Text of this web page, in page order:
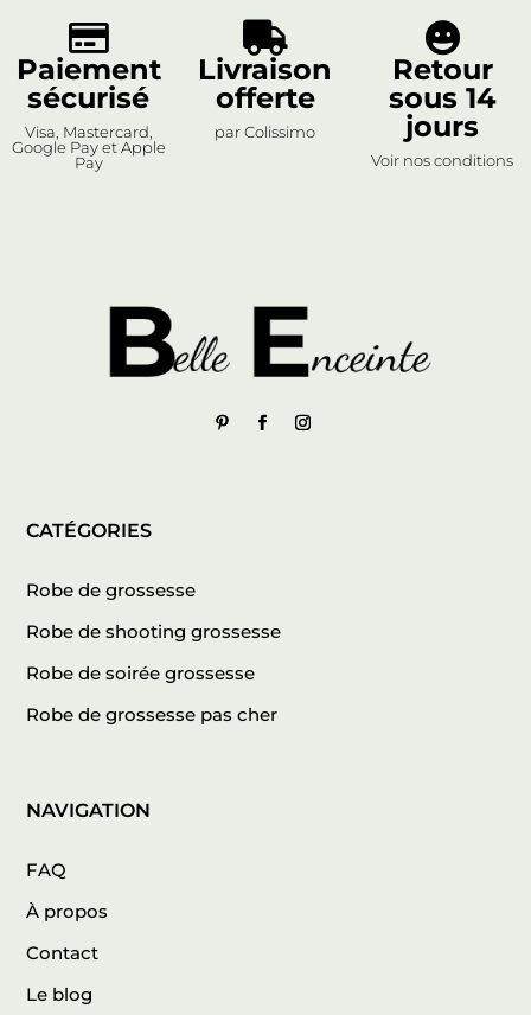

Paiement
sécurisé
Visa, Mastercard,
Google Pay et Apple
Pay

Livraison
offerte
par Colissimo

Retour
sous 14
jours
Voir nos conditions
CATÉGORIES
Robe de grossesse
Robe de shooting grossesse
Robe de soirée grossesse
Robe de grossesse pas cher
NAVIGATION
FAQ
À propos
Contact
Le blog